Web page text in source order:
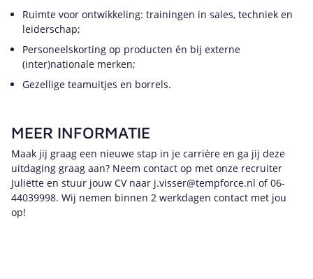
Ruimte voor ontwikkeling: trainingen in sales, techniek en
leiderschap;
Personeelskorting op producten én bij externe
(inter)nationale merken;
Gezellige teamuitjes en borrels.
MEER INFORMATIE
Maak jij graag een nieuwe stap in je carrière en ga jij deze
uitdaging graag aan? Neem contact op met onze recruiter
Juliëtte en stuur jouw CV naar j.visser@tempforce.nl of 06-
44039998. Wij nemen binnen 2 werkdagen contact met jou
op!